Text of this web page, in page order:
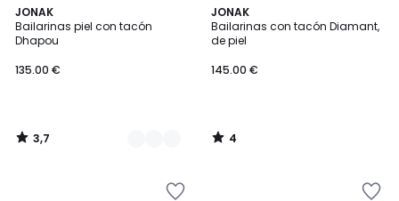
JONAK
Bailarinas piel con tacón
Dhapou
135.00 €
3,7
/ 5
4
Colores
3,7
/
JONAK
Bailarinas con tacón Diamant,
de piel
145.00 €
4
/
5
4
/